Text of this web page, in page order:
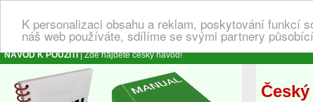
K personalizaci obsahu a reklam, poskytování funkcí
náš web používáte, sdílíme se svými partnery
NÁVOD K POUŽITÍ| Zde najdete český návod!